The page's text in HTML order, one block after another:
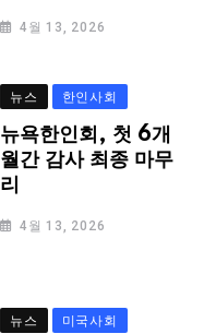
4월 13, 2026
뉴스 한인사회
뉴욕한인회, 첫 6개
월간 감사 최종 마무
리
4월 13, 2026
뉴스 미국사회